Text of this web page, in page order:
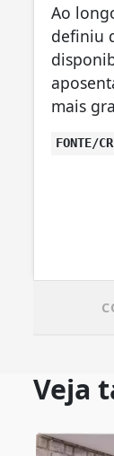
Ao
definiu
mais
FONTE/
Veja